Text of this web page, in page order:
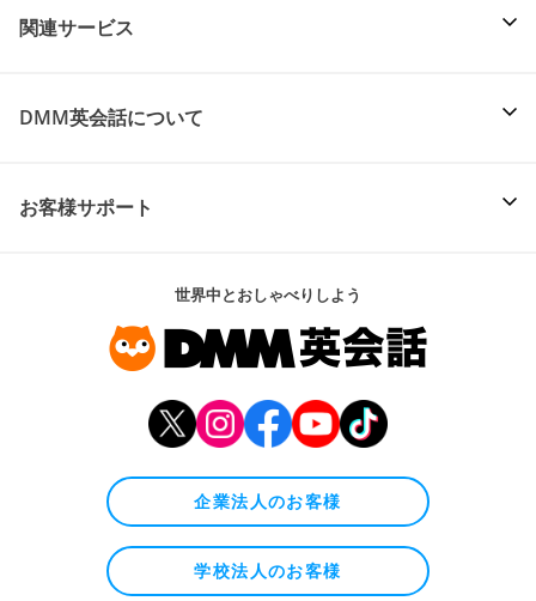
関連サービス
DMM英会話について
お客様サポート
世界中とおしゃべりしよう
企業法人のお客様
学校法人のお客様